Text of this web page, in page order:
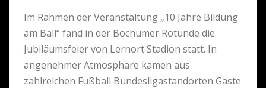
Im Rahmen der Veranstaltung „10 Jahre Bildung
am Ball“ fand in der Bochumer Rotunde die
Jubiläumsfeier von Lernort Stadion statt. In
angenehmer Atmosphäre kamen aus
zahlreichen Fußball Bundesligastandorten Gäste